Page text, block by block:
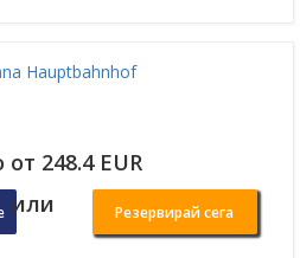
Hauptbahnhof
от 248.4 EUR
или Резервирай сега